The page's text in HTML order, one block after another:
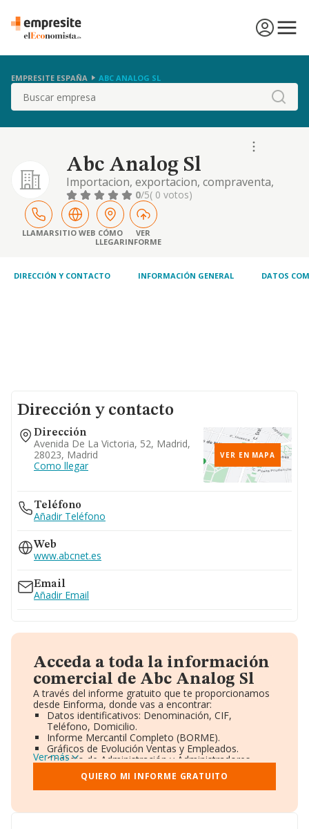
EMPRESITE ESPAÑA ABC ANALOG SL
Buscar
Abc Analog Sl
Importacion, exportacion, compraventa,
fabricacion, reparacion, mantenimiento.
asistencia tecnica y comercializacion de toda
clase de instrumentos. aparatos y equipos
de medida y registro de magnitudes fisicas.
0/5( 0 votos)
LLAMARSITIO WEB CÓMO
LLEGAR
VER
INFORME
DIRECCIÓN Y CONTACTO INFORMACIÓN GENERAL DATOS
Dirección y contacto
Dirección
Avenida De La Victoria, 52, Madrid,
28023, Madrid
Como llegar
VER EN MAPA
Teléfono
Añadir Teléfono
Web
www.abcnet.es
Email
Añadir Email
Acceda a toda la información
comercial de Abc Analog Sl
A través del informe gratuito que te proporcionamos
desde Einforma, donde vas a encontrar:
Datos identificativos: Denominación, CIF,
Teléfono, Domicilio.
Informe Mercantil Completo (BORME).
Gráficos de Evolución Ventas y Empleados.
Consejo de Administración y Administradores.
Directivos y Ejecutivos.
Accionistas.
Participaciones y Vinculaciones en otras empresas.
Información oficial y registral complementaria.
Ver más
QUIERO MI INFORME GRATUITO